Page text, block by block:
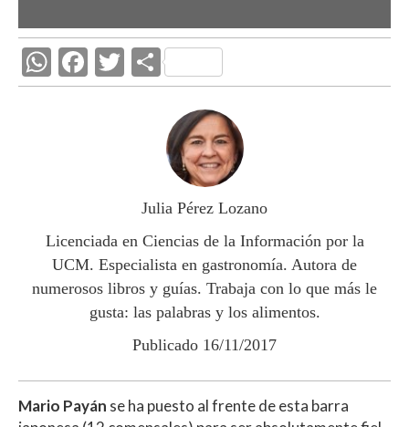
W
h
p
F
ac
k
T
w
C
o
m
p
ar
ti
r
Julia Pérez Lozano
Licenciada en Ciencias de la Información por la
UCM. Especialista en gastronomía. Autora de
numerosos libros y guías. Trabaja con lo que más le
gusta: las palabras y los alimentos.
Publicado 16/11/2017
Mario Payán se ha puesto al frente de esta barra